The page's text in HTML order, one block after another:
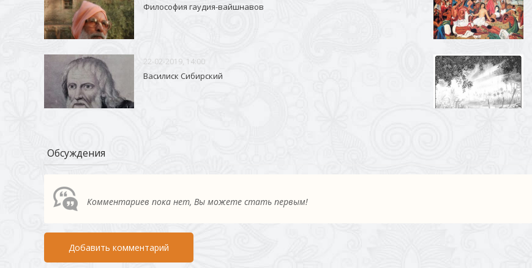
Философия гаудия-вайшнавов
22-02-2019, 14:00
Василиск Сибирский
Обсуждения
Комментариев пока нет, Вы можете стать первым!
Добавить комментарий